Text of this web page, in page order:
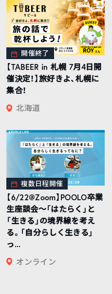
開催終了
【TABEER in 札幌 7月4日開
催決定！】旅好きよ、札幌に
集合！
北海道
複数日程開催
【6/22@Zoom】POOLO卒業
生座談会〜「はたらく」と
「生きる」の境界線を考え
る。「自分らしく生きる」
っ...
オンライン